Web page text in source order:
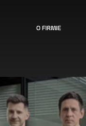
O FIRMIE